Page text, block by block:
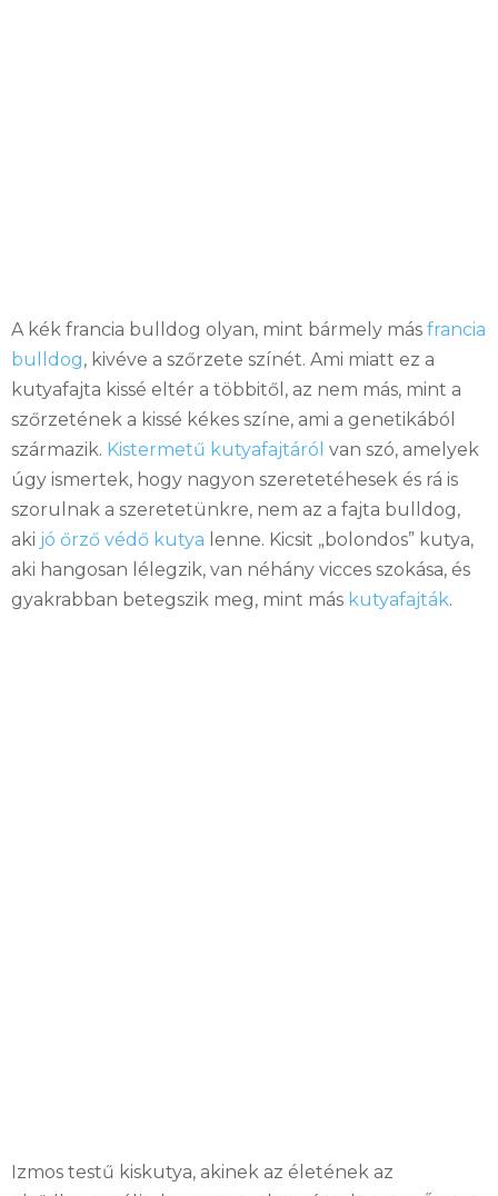
A kék francia bulldog olyan, mint bármely más francia
bulldog, kivéve a szőrzete színét. Ami miatt ez a
kutyafajta kissé eltér a többitől, az nem más, mint a
szőrzetének a kissé kékes színe, ami a genetikából
származik. Kistermetű kutyafajtáról van szó, amelyek
úgy ismertek, hogy nagyon szeretetéhesek és rá is
szorulnak a szeretetünkre, nem az a fajta bulldog,
aki jó őrző védő kutya lenne. Kicsit „bolondos” kutya,
aki hangosan lélegzik, van néhány vicces szokása, és
gyakrabban betegszik meg, mint más kutyafajták.
Izmos testű kiskutya, akinek az életének az